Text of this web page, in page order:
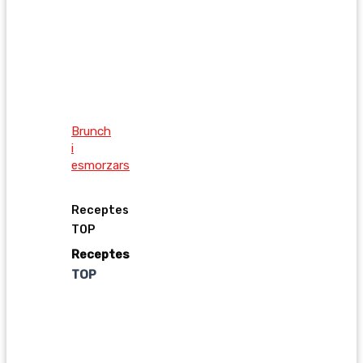
Brunch
i
esmorzars
Receptes
TOP
Receptes
TOP